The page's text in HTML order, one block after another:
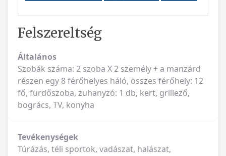
Felszereltség
Általános
Szobák száma: 2 szoba X 2 személy + a manzárd
részen egy 8 férőhelyes háló, összes férőhely: 12
fő, fürdőszoba, zuhanyzó: 1 db, kert, grillező,
bogrács, TV, konyha
Tevékenységek
Túrázás, téli sportok, vadászat, halászat,